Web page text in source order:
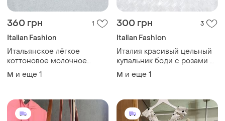
360 грн 1
Italian Fashion
Итальянское лёгкое
коттоновое молочное
платье made in italy
M и еще 1
300 грн 3
Italian Fashion
Италия красивый цельный
купальник боди с розами с
открытыми плечами
M и еще 1